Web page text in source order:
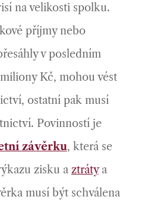
na velikosti spolku.
příjmy nebo
v posledním
Kč, mohou vést
ostatní pak musí
Povinností je
závěrku, která se
zisku a ztrátya
musí být schválena